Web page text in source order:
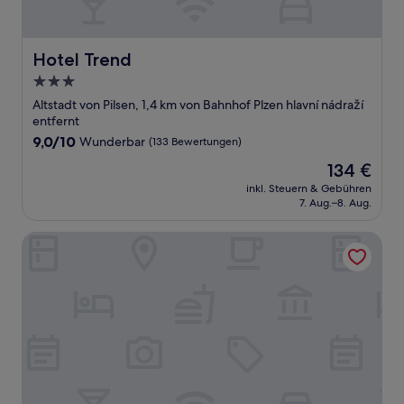
Hotel Trend
Hotel Trend
3.0-
Sterne-
Unterkunft
Altstadt von Pilsen, 1,4 km von Bahnhof Plzen hlavní nádraží
entfernt
9.0
9,0/10 Wunderbar (133 Bewertungen)
Der
Preis
beträgt
134 €
inkl. Steuern & Gebühren
7. Aug.–8. Aug.